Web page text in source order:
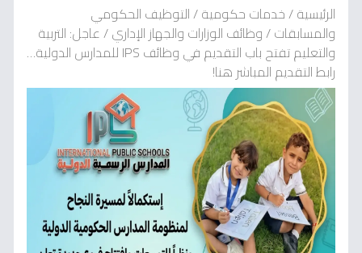
الرئيسية/خدمات حكومية/التوظيف الحكومي
والمسابقات/وظائف الوزارات والجهاز الإداري/عاجل: التربية
والتعليم تفتح باب التقديم في وظائف IPS للمدارس الدولية…
رابط التقديم المباشر هنا!